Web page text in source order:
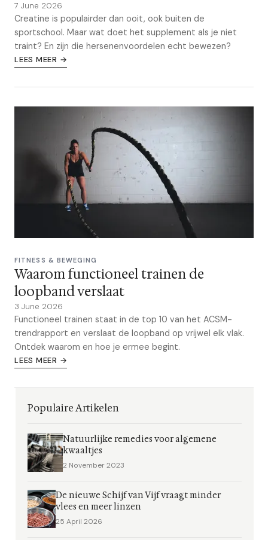
7 June 2026
Creatine is populairder dan ooit, ook buiten de
sportschool. Maar wat doet het supplement als je niet
traint? En zijn die hersenenvoordelen echt bewezen?
LEES MEER →
FITNESS & BEWEGING
Waarom functioneel trainen de
loopband verslaat
3 June 2026
Functioneel trainen staat in de top 10 van het ACSM-
trendrapport en verslaat de loopband op vrijwel elk vlak.
Ontdek waarom en hoe je ermee begint.
LEES MEER →
Populaire Artikelen
Natuurlijke remedies voor algemene
kwaaltjes
2 November 2023
De nieuwe Schijf van Vijf vraagt minder
vlees en meer linzen
25 April 2026